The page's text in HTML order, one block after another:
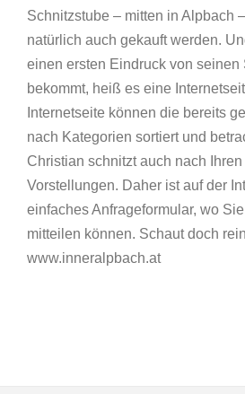
Schnitzstube – mitten in Alpbach
natürlich auch gekauft werden.
einen ersten Eindruck von seinen
bekommt, heiß es eine
Internetseite können die bereits
nach Kategorien sortiert und
Christian schnitzt auch nach
Vorstellungen. Daher ist auf der
einfaches Anfrageformular, wo
mitteilen können. Schaut doch
www.inneralpbach.at